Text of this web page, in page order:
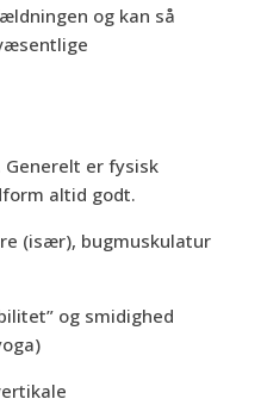
og kan så
er fysisk
altid godt.
(især), bugmuskulatur
og smidighed